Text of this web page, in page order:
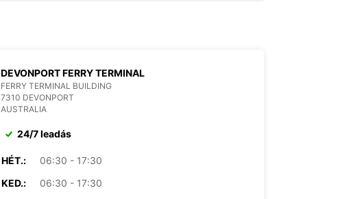
DEVONPORT FERRY TERMINAL
FERRY TERMINAL BUILDING
7310 DEVONPORT
AUSTRALIA
24/7 leadás
HÉT.:
06:30 - 17:30
KED.:
06:30 - 17:30